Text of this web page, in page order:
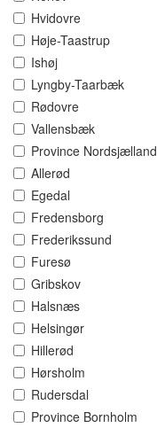
Hvidovre
Høje-Taastrup
Ishøj
Lyngby-Taarbæk
Rødovre
Vallensbæk
Province Nordsjælland
Allerød
Egedal
Fredensborg
Frederikssund
Furesø
Gribskov
Halsnæs
Helsingør
Hillerød
Hørsholm
Rudersdal
Province Bornholm